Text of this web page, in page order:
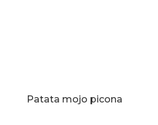
Patata mojo picona